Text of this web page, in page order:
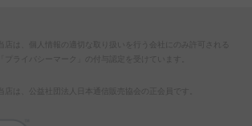
当店は、個人情報の適切な取り扱いを行う会社にのみ許可される
「プライバシーマーク」の付与認定を受けています。
当店は、公益社団法人日本通信販売協会の正会員です。